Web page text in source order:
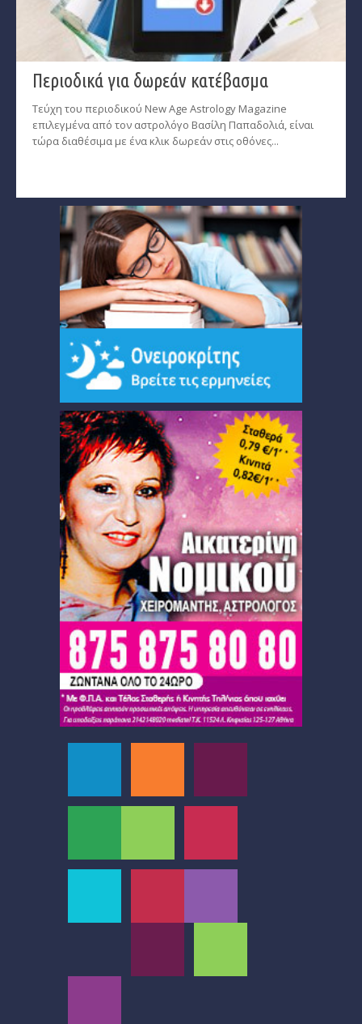
Περιοδικά για δωρεάν κατέβασμα
Τεύχη του περιοδικού New Age Astrology Magazine
επιλεγμένα από τον αστρολόγο Βασίλη Παπαδολιά, είναι
τώρα διαθέσιμα με ένα κλικ δωρεάν στις οθόνες...